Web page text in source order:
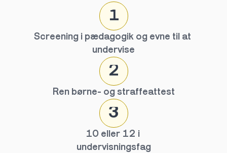
1
Screening i pædagogik og evne til at
undervise
2
Ren børne- og straffeattest
3
10 eller 12 i
undervisningsfag